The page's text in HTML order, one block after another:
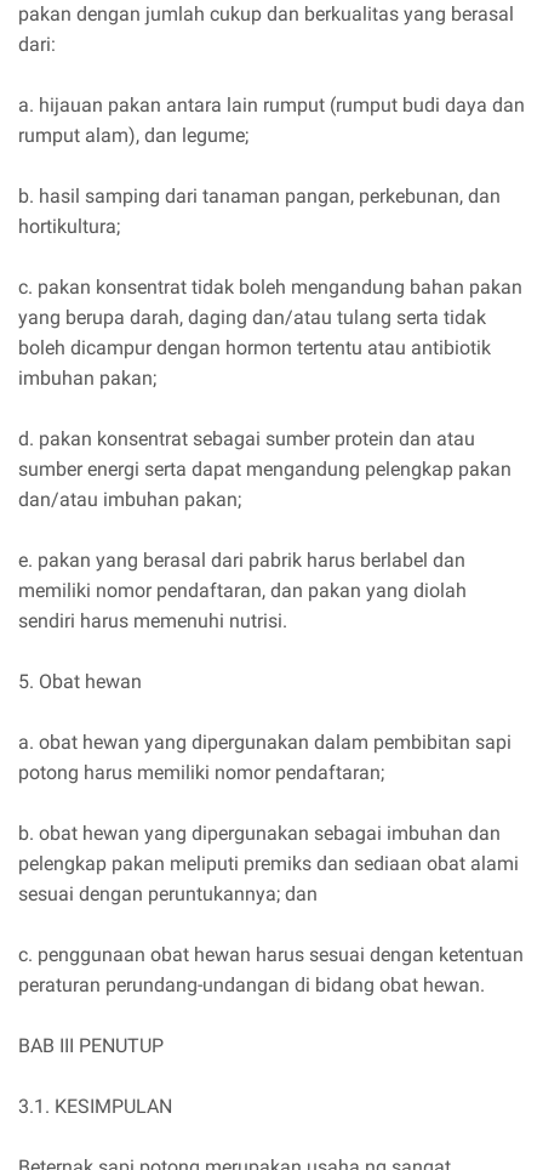
pakan dengan jumlah cukup dan berkualitas yang berasal
dari:
a. hijauan pakan antara lain rumput (rumput budi daya dan
rumput alam), dan legume;
b. hasil samping dari tanaman pangan, perkebunan, dan
hortikultura;
c. pakan konsentrat tidak boleh mengandung bahan pakan
yang berupa darah, daging dan/atau tulang serta tidak
boleh dicampur dengan hormon tertentu atau antibiotik
imbuhan pakan;
d. pakan konsentrat sebagai sumber protein dan atau
sumber energi serta dapat mengandung pelengkap pakan
dan/atau imbuhan pakan;
e. pakan yang berasal dari pabrik harus berlabel dan
memiliki nomor pendaftaran, dan pakan yang diolah
sendiri harus memenuhi nutrisi.
5. Obat hewan
a. obat hewan yang dipergunakan dalam pembibitan sapi
potong harus memiliki nomor pendaftaran;
b. obat hewan yang dipergunakan sebagai imbuhan dan
pelengkap pakan meliputi premiks dan sediaan obat alami
sesuai dengan peruntukannya; dan
c. penggunaan obat hewan harus sesuai dengan ketentuan
peraturan perundang-undangan di bidang obat hewan.
BAB III PENUTUP
3.1. KESIMPULAN